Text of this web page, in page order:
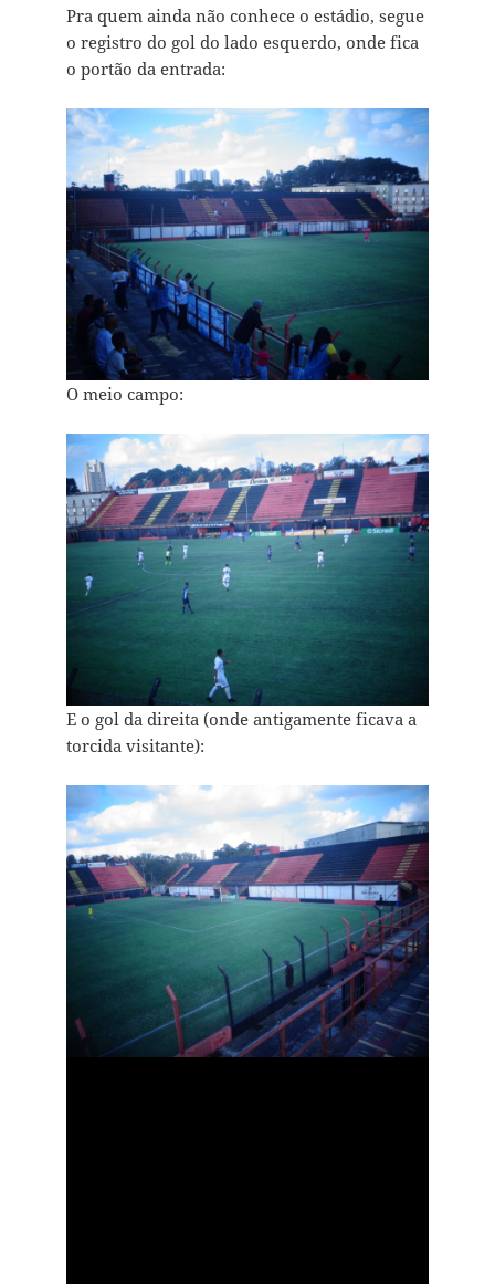
Pra quem ainda não conhece o estádio, segue
o registro do gol do lado esquerdo, onde fica
o portão da entrada:
O meio campo:
E o gol da direita (onde antigamente ficava a
torcida visitante):